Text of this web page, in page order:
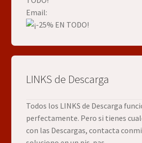
Email:
LINKS de Descarga
Todos los LINKS de Descarga
perfectamente. Pero si tienes
con las Descargas, contacta